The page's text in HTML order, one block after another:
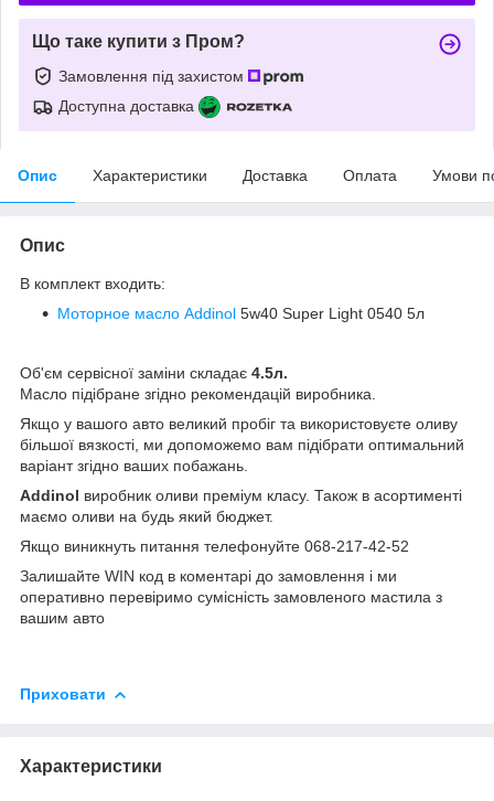
Що таке купити з Пром?
Замовлення під захистом
Доступна доставка
Опис Характеристики Доставка Оплата Умови
Опис
В комплект входить:
Моторное масло Addinol 5w40 Super Light 0540 5л
Об'єм сервісної заміни складає 4.5л.
Масло підібране згідно рекомендацій виробника.
Якщо у вашого авто великий пробіг та використовуєте оливу
більшої вязкості, ми допоможемо вам підібрати оптимальний
варіант згідно ваших побажань.
Addinol виробник оливи преміум класу. Також в асортименті
маємо оливи на будь який бюджет.
Якщо виникнуть питання телефонуйте 068-217-42-52
Залишайте WIN код в коментарі до замовлення і ми
оперативно перевіримо сумісність замовленого мастила з
вашим авто
Приховати
Характеристики